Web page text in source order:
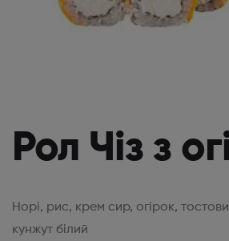
Рол Чіз з
Норі, рис, крем сир, огірок,
кунжут білий